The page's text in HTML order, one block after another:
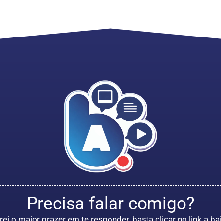
Precisa falar comigo?
o maior prazer em te responder, basta clicar no link a